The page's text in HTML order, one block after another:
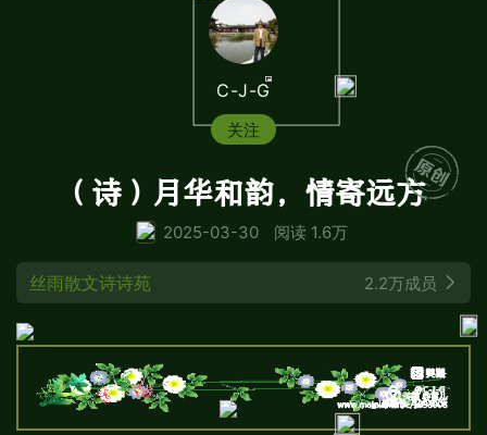
C-J-G
关注
（诗）月华和韵，情寄远方
2025-03-30 阅读 1.6万
丝雨散文诗诗苑 2.2万成员